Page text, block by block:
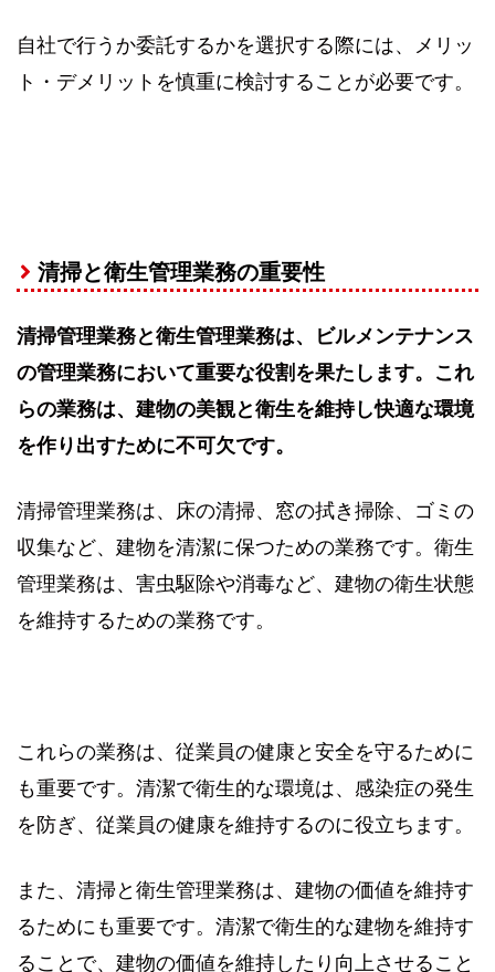
自社で行うか委託するかを選択する際には、メリッ
ト・デメリットを慎重に検討することが必要です。
清掃と衛生管理業務の重要性
清掃管理業務と衛生管理業務は、ビルメンテナンス
の管理業務において重要な役割を果たします。これ
らの業務は、建物の美観と衛生を維持し快適な環境
を作り出すために不可欠です。
清掃管理業務は、床の清掃、窓の拭き掃除、ゴミの
収集など、建物を清潔に保つための業務です。衛生
管理業務は、害虫駆除や消毒など、建物の衛生状態
を維持するための業務です。
これらの業務は、従業員の健康と安全を守るために
も重要です。清潔で衛生的な環境は、感染症の発生
を防ぎ、従業員の健康を維持するのに役立ちます。
また、清掃と衛生管理業務は、建物の価値を維持す
るためにも重要です。清潔で衛生的な建物を維持す
ることで、建物の価値を維持したり向上させること